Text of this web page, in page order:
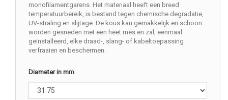
monofilamentgarens. Het materiaal heeft een breed
temperatuurbereik, is bestand tegen chemische degradatie,
UV-straling en slijtage. De kous kan gemakkelijk en schoon
worden gesneden met een heet mes en zal, eenmaal
geïnstalleerd, elke draad-, slang- of kabeltoepassing
verfraaien en beschermen.
Diameter in mm